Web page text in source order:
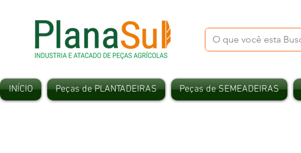
INÍCIO Peças de PLANTADEIRAS Peças de SEMEADEIRAS